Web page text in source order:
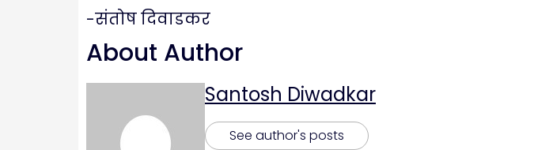
-संतोष दिवाडकर
About Author
Santosh Diwadkar
See author's posts